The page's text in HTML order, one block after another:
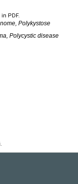
PDF.
Polykystose
Polycystic disease